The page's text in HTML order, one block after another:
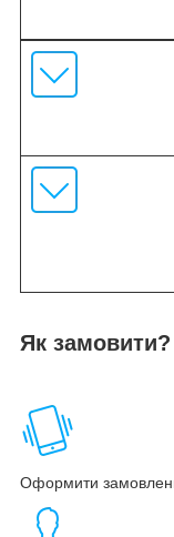
Як замовити?
Оформити